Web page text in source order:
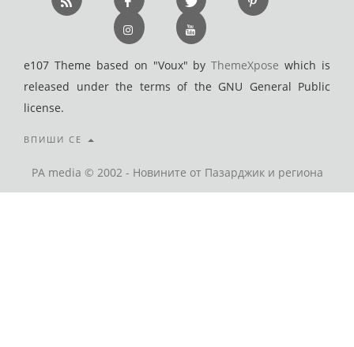
e107 Theme based on "Voux" byThemeXpose which is
released under the terms of the GNU General Public
license.
ВПИШИ СЕ
PA media © 2002 - Новините от Пазарджик и региона